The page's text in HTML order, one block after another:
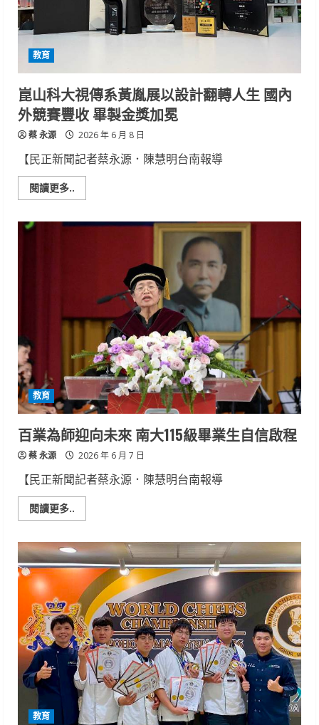
2026
榮
獲
1
銅
1
優
選
教育
崑山科大視傳系黃胤展以設計翻轉人生 國內
外競賽豐收 畢製金獎加冕
蔡 永源 2026 年 6 月 8 日
【民正新聞記者蔡永源．陳慧明台南報導
閱讀更多..
more
山
以
設
翻
轉
人
生
國
內
外
競
賽
豐
收
畢
金
獎
加
教育
百業為師迎向未來 南大115級畢業生自信啟程
蔡 永源 2026 年 6 月 7 日
【民正新聞記者蔡永源．陳慧明台南報導
閱讀更多..
more
業
為
師
迎
向
未
來
南
大
115
級
畢
業
生
自
信
啟
程
教育